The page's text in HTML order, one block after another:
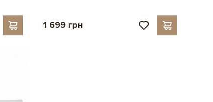
1 699 грн